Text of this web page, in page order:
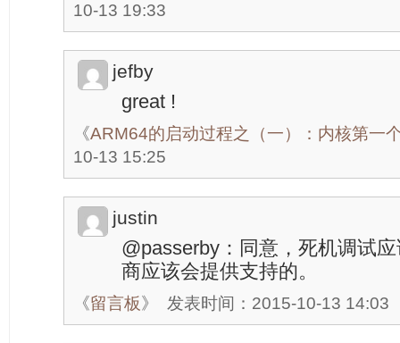
10-13 19:33
jefby
great !
《ARM64的启动过程之（一）：内核第一
10-13 15:25
justin
@passerby：同意，死机调试
商应该会提供支持的。
《留言板》 发表时间：2015-10-13 14:03